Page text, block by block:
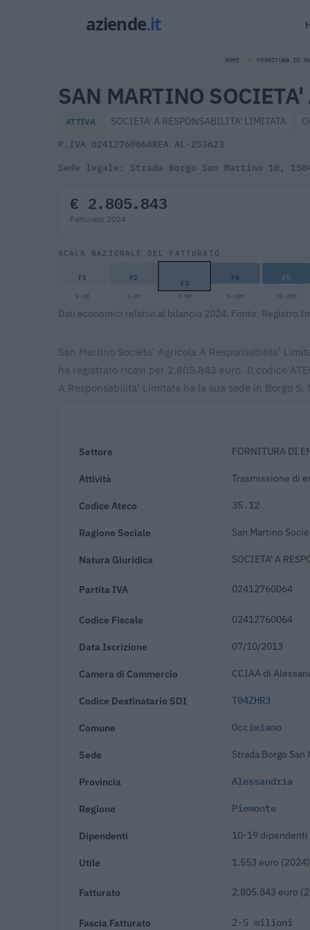
HOME FORNITURA DI
SAN MARTINO
ATTIVA SOCIETA' A RESPONSABILITA' LIMITATA
P.IVA 02412760064REA AL-253623
Sede legale: Strada Borgo San Martino 10,
€ 2.805.843
Fatturato 2024
SCALA NAZIONALE DEL FATTURATO
F1 F2 F3 F4 F5
0-1M 1-2M 2-5M 5-10M 10-25M
Dati economici relativi al bilancio 2024. Fonte: Registro
San Martino Societa' Agricola A Responsabilita'
ha registrato ricavi per 2.805.843 euro. Il codice
A Responsabilita' Limitata ha la sua sede in Borgo
Settore FORNITURA DI
Attività Trasmissione di
Codice Ateco 35.12
Ragione Sociale San Martino
Natura Giuridica SOCIETA' A
Partita IVA 02412760064
Codice Fiscale 02412760064
Data Iscrizione 07/10/2013
Camera di Commercio CCIAA di
Codice Destinatario SDI T04ZHR3
Comune Occimiano
Sede Strada Borgo
Provincia Alessandria
Regione Piemonte
Dipendenti 10-19 dipendenti
Utile 1.553 euro (2024)
Fatturato 2.805.843 euro
Fascia Fatturato 2-5 milioni